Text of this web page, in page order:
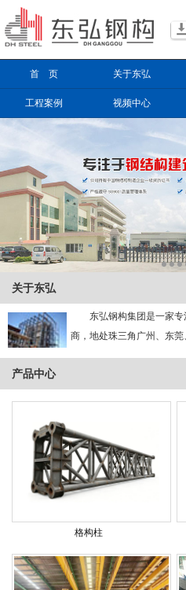
首 页 关于东弘
工程案例 视频中心
关于东弘
东弘钢构集团是一家专
商，地处珠三角广州、东
产品中心
格构柱
信息搜索